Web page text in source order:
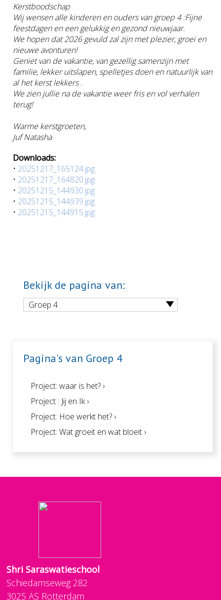
Kerstboodschap
Wij wensen alle kinderen en ouders van groep 4 :Fijne
feestdagen en een gelukkig en gezond nieuwjaar.
We hopen dat 2026 gevuld zal zijn met plezier, groei en
nieuwe avonturen!
Geniet van de vakantie, van gezellig samenzijn met
familie, lekker uitslapen, spelletjes doen en natuurlijk van
al het kerst lekkers .
We zien jullie na de vakantie weer fris en vol verhalen
terug!
Warme kerstgroeten,
Juf Natasha
Downloads:
• 20251217_165124.jpg
• 20251217_164820.jpg
• 20251215_144930.jpg
• 20251215_144939.jpg
• 20251215_144915.jpg
Bekijk de pagina van:
Groep 4
Pagina's van Groep 4
Project: waar is het? ›
Project : Jij en Ik ›
Project: Hoe werkt het? ›
Project: Wat groeit en wat bloeit ›
Shri Saraswatieschool
Schiedamseweg 282
3025 AS Rotterdam